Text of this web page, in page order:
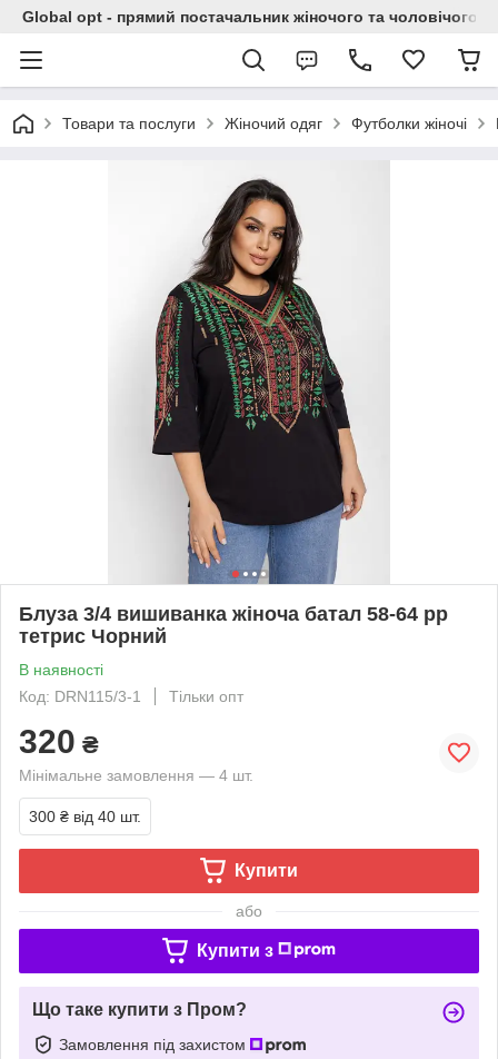
Global opt - прямий постачальник жіночого та чоловічого
Товари та послуги Жіночий одяг Футболки жіночі
Блуза 3/4 вишиванка жіноча батал 58-64 рр
тетрис Чорний
В наявності
Код: DRN115/3-1
Тільки опт
320 ₴
Мінімальне замовлення — 4 шт.
300 ₴ від 40 шт.
Купити
або
Купити з
Що таке купити з Пром?
Замовлення під захистом